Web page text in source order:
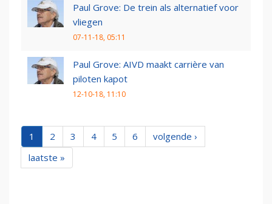
Paul Grove: De trein als alternatief voor
vliegen
07-11-18, 05:11
Paul Grove: AIVD maakt carrière van
piloten kapot
12-10-18, 11:10
1 2 3 4 5 6
volgende ›
laatste »